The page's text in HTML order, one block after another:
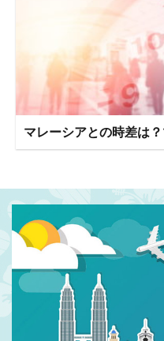
マレーシアとの時差は